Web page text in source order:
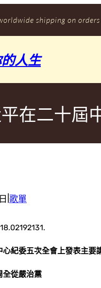
shipping on
人生
在二十屆
歌單
紀委五次全會上發表主要
全從嚴治黨